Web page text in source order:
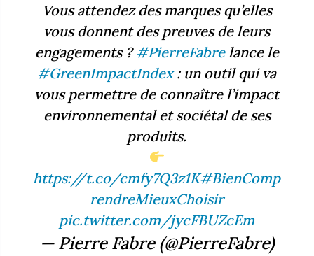
Vous attendez des marques qu’elles
vous donnent des preuves de leurs
engagements ?#PierreFabrelance le
#GreenImpactIndex: un outil qui va
vous permettre de connaître l’impact
environnemental et sociétal de ses
produits.
https://t.co/cmfy7Q3z1K#BienComp
rendreMieuxChoisir
pic.twitter.com/jycFBUZcEm
— Pierre Fabre (@PierreFabre)